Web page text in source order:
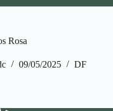
Rosa
09/05/2025 DF